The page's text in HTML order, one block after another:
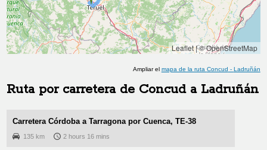
Leaflet|© OpenStreetMap
Ampliar el mapa de la ruta Concud - Ladruñán
Ruta por carretera de Concuda Ladruñán
Carretera Córdoba a Tarragona por Cuenca, TE-38
135 km 2 hours 16 mins